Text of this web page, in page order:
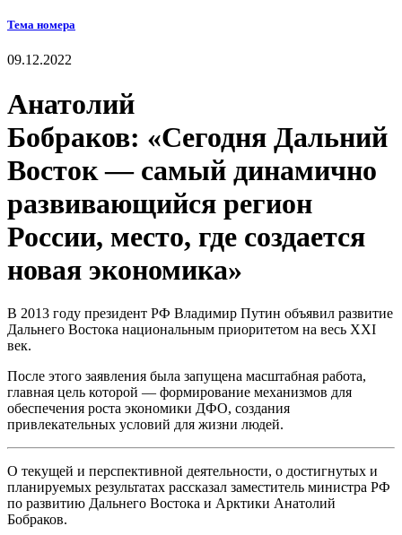
Тема номера
09.12.2022
Анатолий
Бобраков: «Сегодня Дальний
Восток — самый динамично
развивающийся регион
России, место, где создается
новая экономика»
В 2013 году президент РФ Владимир Путин объявил развитие
Дальнего Востока национальным приоритетом на весь XXI
век.
После этого заявления была запущена масштабная работа,
главная цель которой — формирование механизмов для
обеспечения роста экономики ДФО, создания
привлекательных условий для жизни людей.
О текущей и перспективной деятельности, о достигнутых и
планируемых результатах рассказал заместитель министра РФ
по развитию Дальнего Востока и Арктики Анатолий
Бобраков.